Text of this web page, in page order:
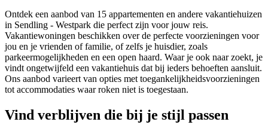
Ontdek een aanbod van 15 appartementen en andere vakantiehuizen
in Sendling - Westpark die perfect zijn voor jouw reis.
Vakantiewoningen beschikken over de perfecte voorzieningen voor
jou en je vrienden of familie, of zelfs je huisdier, zoals
parkeermogelijkheden en een open haard. Waar je ook naar zoekt, je
vindt ongetwijfeld een vakantiehuis dat bij ieders behoeften aansluit.
Ons aanbod varieert van opties met toegankelijkheidsvoorzieningen
tot accommodaties waar roken niet is toegestaan.
Vind verblijven die bij je stijl passen